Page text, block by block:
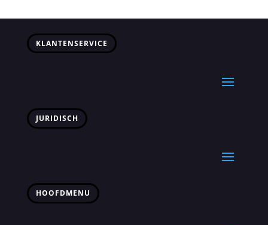
KLANTENSERVICE
JURIDISCH
HOOFDMENU